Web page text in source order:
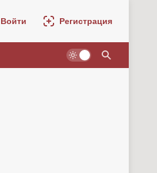
Войти Регистрация